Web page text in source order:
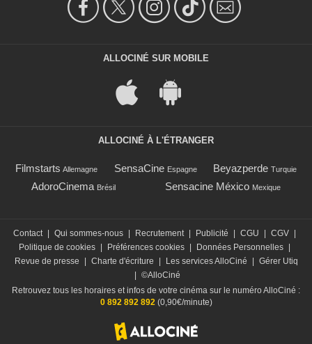
ALLOCINÉ SUR MOBILE
ALLOCINÉ À L'ÉTRANGER
Filmstarts Allemagne SensaCine Espagne Beyazperde Turquie
AdoroCinema Brésil Sensacine México Mexique
Contact Qui sommes-nous Recrutement Publicité CGU CGV
Politique de cookies
Préférences cookies Données Personnelles
Revue de presse
Charte d'écriture Les services AlloCiné
Gérer Utiq
©AlloCiné
Retrouvez tous les horaires et infos de votre cinéma sur le numéro AlloCiné :
0 892 892 892(0,90€/minute)